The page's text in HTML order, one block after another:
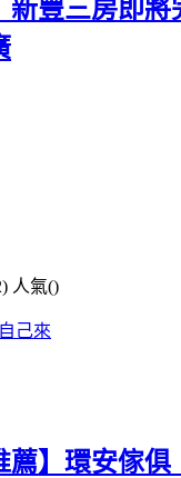
新豐三房即
人氣()
己來
薦】環安傢